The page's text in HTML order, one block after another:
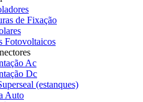
de Fixação
Fotovoltaicos
Ac
Dc
(estanques)
Auto